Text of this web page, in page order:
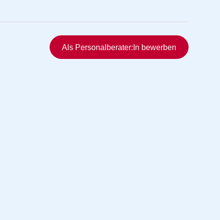
Schnellzugriff
Als Personalberater:In bewerben